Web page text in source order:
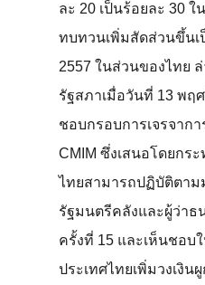
ละ 20 เป็นร้อยละ 30
ทบทวนเพิ่มสัดส่วนขึ้นเ
2557 ในส่วนของไทย
รัฐสภาเมื่อวันที่ 13 พฤ
ชอบกรอบการเจรจาก
CMIM ซึ่งเสนอโดยกร
ไทยสามารถปฏิบัติตา
รัฐมนตรีคลังและผู้ว่าธ
ครั้งที่ 15 และเห็นชอบ
ประเทศไทยเพิ่มวงเงิน